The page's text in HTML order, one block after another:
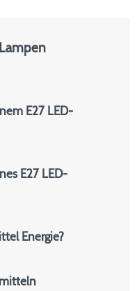
E27 LED-
E27 LED-
Energie?